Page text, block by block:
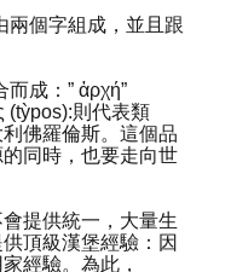
兩個字組成，並且跟
成：” ἀρχή”
(tỳpos):則代表類
佛羅倫斯。這個品
同時，也要走向世
提供統一，大量生
頂級漢堡經驗：因
經驗。為此，